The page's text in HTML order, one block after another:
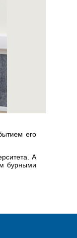
его
А
бурными